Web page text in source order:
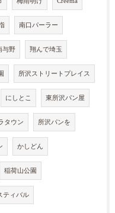
南口パーラー
与野 翔んで埼玉
所沢ストリートプレイス
にしとこ 東所沢パン屋
タウン 所沢パンを
かしどん
稲荷山公園
ティバル